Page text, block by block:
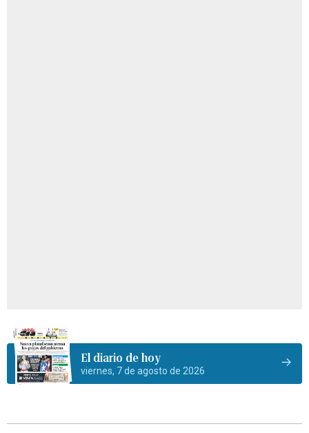
El diario de hoy
viernes, 7 de agosto de 2026